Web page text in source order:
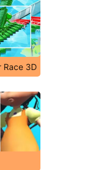
Race 3D